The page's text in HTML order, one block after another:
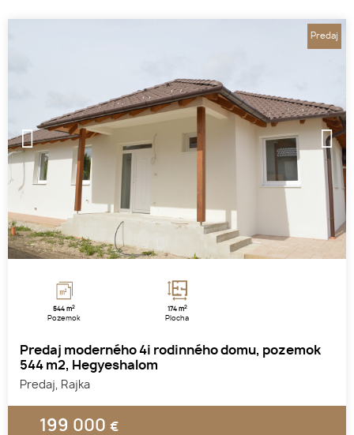
544 m2
Pozemok
174 m2
Plocha
Predaj moderného 4i rodinného domu, pozemok
544 m2, Hegyeshalom
Predaj, Rajka
199 000 €
Predaj